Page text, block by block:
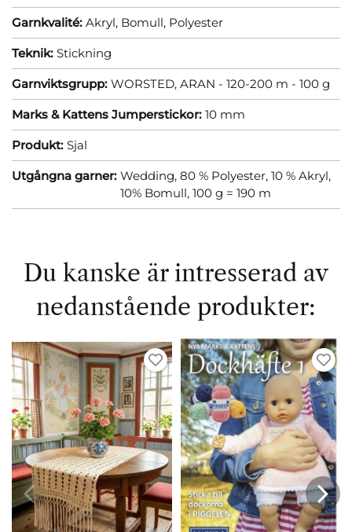
Garnkvalité: Akryl, Bomull, Polyester
Teknik: Stickning
Garnviktsgrupp: WORSTED, ARAN - 120-200 m - 100 g
Marks & Kattens Jumperstickor: 10 mm
Produkt: Sjal
Utgångna garner: Wedding, 80 % Polyester, 10 % Akryl,
10% Bomull, 100 g = 190 m
Du kanske är intresserad av
nedanstående produkter: